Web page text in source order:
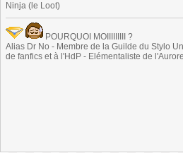
Ninja (le Loot)
POURQUOI MOIIIIIIIII ?
Alias Dr No - Membre de la Guilde du Stylo
de fanfics et à l'HdP - Elémentaliste de l'Aurore